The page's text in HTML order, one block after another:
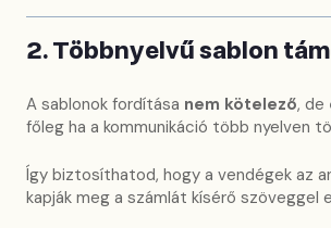
2. Többnyelvű sablon
A sablonok fordítása nem kötelező, de
főleg ha a kommunikáció több nyelven
Így biztosíthatod, hogy a vendégek az
kapják meg a számlát kísérő szöveggel